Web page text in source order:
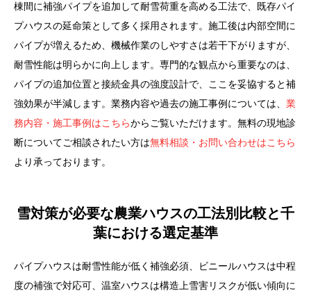
棟間に補強パイプを追加して耐雪荷重を高める工法で、既存パイ
プハウスの延命策として多く採用されます。施工後は内部空間に
パイプが増えるため、機械作業のしやすさは若干下がりますが、
耐雪性能は明らかに向上します。専門的な観点から重要なのは、
パイプの追加位置と接続金具の強度設計で、ここを妥協すると補
強効果が半減します。業務内容や過去の施工事例については、 業
務内容・施工事例はこちらからご覧いただけます。無料の現地診
断についてご相談されたい方は無料相談・お問い合わせはこちら
より承っております。
雪対策が必要な農業ハウスの工法別比較と千
葉における選定基準
パイプハウスは耐雪性能が低く補強必須、ビニールハウスは中程
度の補強で対応可、温室ハウスは構造上雪害リスクが低い傾向に